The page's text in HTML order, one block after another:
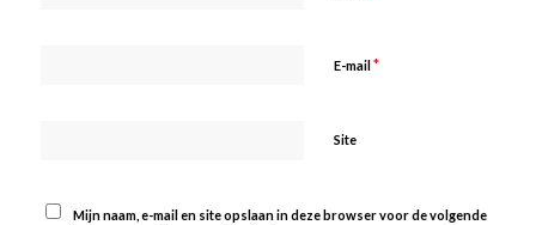
E-mail*
Site
Mijn naam, e-mail en site opslaan in deze browser voor de volgende